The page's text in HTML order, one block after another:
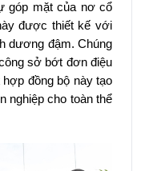
góp mặt của nơ cổ
được thiết kế với
dương đậm. Chúng
sở bớt đơn điệu
đồng bộ này tạo
nghiệp cho toàn thể